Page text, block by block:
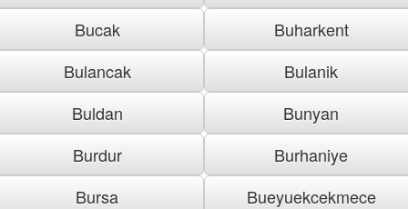
Bucak
Buharkent
Bulancak
Bulanik
Buldan
Bunyan
Burdur
Burhaniye
Bursa
Bueyuekcekmece